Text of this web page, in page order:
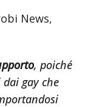
News,
, poiché
gay che